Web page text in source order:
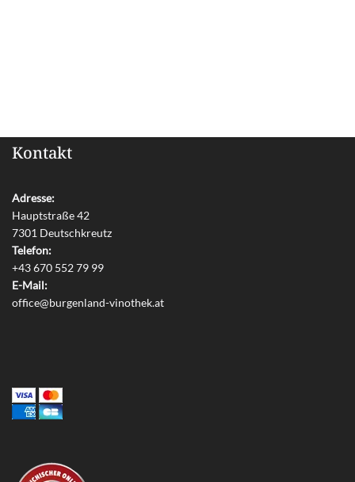
Kontakt
Adresse:
Hauptstraße 42
7301 Deutschkreutz
Telefon:
+43 670 552 79 99
E-Mail:
office@burgenland-vinothek.at